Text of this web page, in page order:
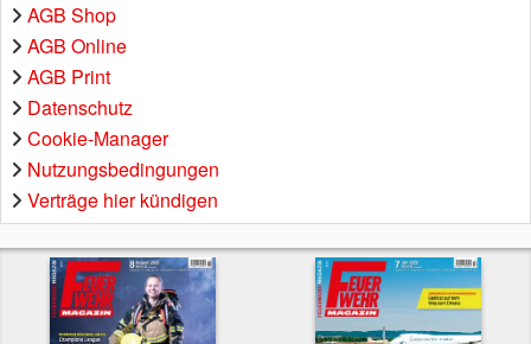
AGB Shop
AGB Online
AGB Print
Datenschutz
Cookie-Manager
Nutzungsbedingungen
Verträge hier kündigen